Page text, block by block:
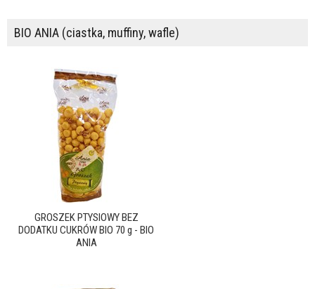
BIO ANIA (ciastka, muffiny, wafle)
GROSZEK PTYSIOWY BEZ
DODATKU CUKRÓW BIO 70 g - BIO
ANIA